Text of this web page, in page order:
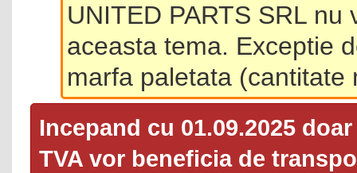
UNITED PARTS SRL
aceasta tema. Exceptie
marfa paletata (cantitate
Incepand cu 01.09.2025
TVA vor beneficia de